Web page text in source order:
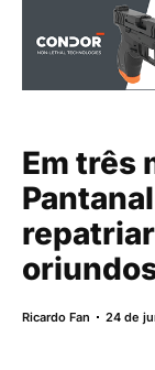
Em três
Ricardo Fan 24 de